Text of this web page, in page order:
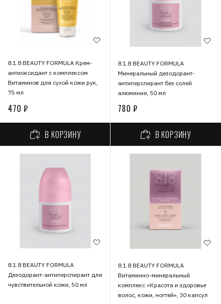
8.1.8 BEAUTY FORMULA Крем-
антиоксидант с комплексом
Витаминов для сухой кожи рук,
75 мл
470 ₽
В КОРЗИНУ
8.1.8 BEAUTY FORMULA
Минеральный дезодорант-
антиперспирант без солей
алюминия, 50 мл
780 ₽
В КОРЗИНУ
8.1.8 BEAUTY FORMULA
Дезодорант-антиперспирант для
чувствительной кожи, 50 мл
8.1.8 BEAUTY FORMULA
Витаминно-минеральный
комплекс «Красота и здоровье
волос, кожи, ногтей», 30 капсул